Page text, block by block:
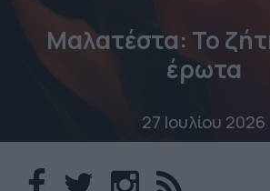
Μαλατέστα: Το
έρωτα
27 Ιουλίου 2026